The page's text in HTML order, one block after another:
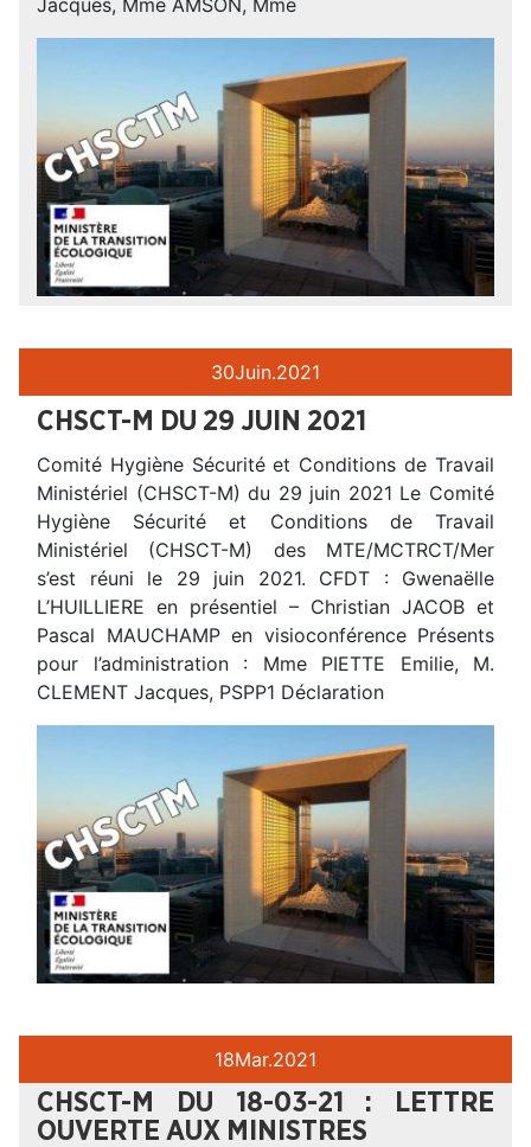
30Juin.2021
CHSCT-M DU 29 JUIN 2021
Comité Hygiène Sécurité et Conditions de Travail
Ministériel (CHSCT-M) du 29 juin 2021 Le Comité
Hygiène Sécurité et Conditions de Travail
Ministériel (CHSCT-M) des MTE/MCTRCT/Mer
s’est réuni le 29 juin 2021. CFDT : Gwenaëlle
L’HUILLIERE en présentiel – Christian JACOB et
Pascal MAUCHAMP en visioconférence Présents
pour l’administration : Mme PIETTE Emilie, M.
CLEMENT Jacques, PSPP1 Déclaration
18Mar.2021
CHSCT-M DU 18-03-21 : LETTRE
OUVERTE AUX MINISTRES